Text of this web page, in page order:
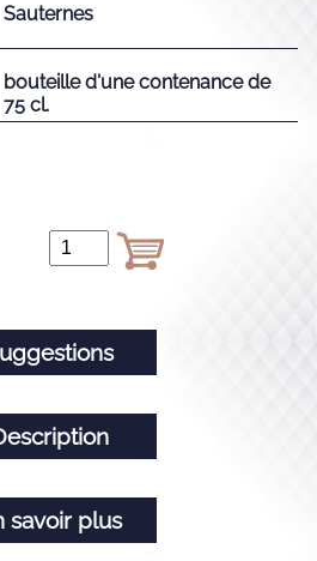
Sauternes
bouteille d'une contenance de
75 cl.
savoir plus